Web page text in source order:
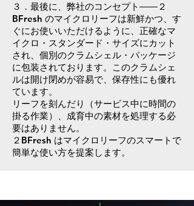
３．最後に、弊社のコンセプト――２
BFresh のマイクロリーフは新鮮かつ、す
ぐにお使いいただけるように、正確なマ
イクロ・スタンダード・サイズにカット
され、個別のクラムシェル・パッケージ
に包装されております。このクラムシェ
ルは開け閉めが容易で、保存性にも優れ
ています。
リーフを刻んだり（サービス中に時間の
掛る作業）、成育中の素材を処理する必
要はありません。
２BFresh はマイクロリーフのスマートで
簡単な使い方を提案します。